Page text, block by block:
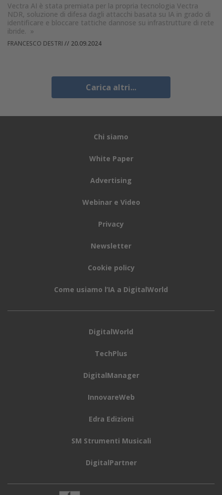
Vectra AI è stata premiata per la propria tecnologia Vectra
NDR, soluzione di difesa dagli attacchi basata su IA in grado di
identificare e bloccare tattiche dannose su infrastrutture di rete
ibride. »
FRANCESCO DESTRI // 20.09.2024
Carica altri...
Chi siamo
White Paper
Advertising
Webinar e Video
Privacy
Newsletter
Cookie policy
Come usiamo l’IA a DigitalWorld
DigitalWorld
TechPlus
DigitalManager
InnovareWeb
Edra Edizioni
SM Strumenti Musicali
DigitalPartner